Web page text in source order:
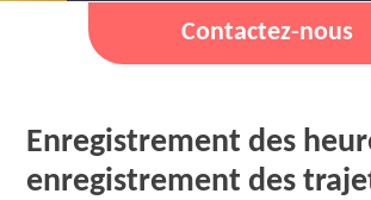
Contactez-nous
Enregistrement des
enregistrement des